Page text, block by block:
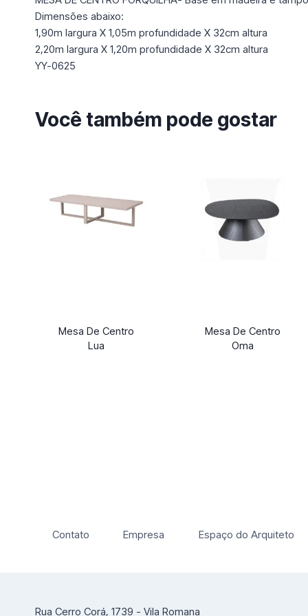
Dimensões abaixo:
1,90m largura X 1,05m profundidade X 32cm altura
2,20m largura X 1,20m profundidade X 32cm altura
YY-0625
Você também pode gostar
Mesa De Centro
Lua
Mesa De Centro
Oma
Contato Empresa Espaço do Arquiteto
Rua Cerro Corá, 1739 - Vila Romana